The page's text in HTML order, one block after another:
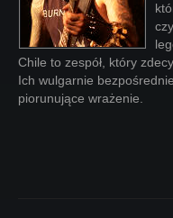
Chile to zespół, który
Ich wulgarnie
piorunujące wrażenie.